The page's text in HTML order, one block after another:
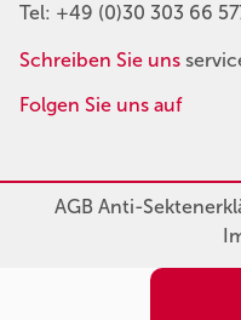
Tel: +49 (0)30 303 66
Schreiben Sie uns
Folgen Sie uns auf
AGBAnti-